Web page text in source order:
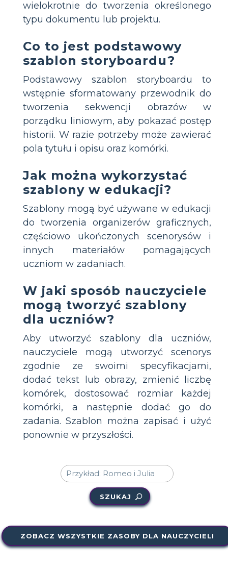
wielokrotnie do tworzenia określonego
typu dokumentu lub projektu.
Co to jest podstawowy
szablon storyboardu?
Podstawowy szablon storyboardu to
wstępnie sformatowany przewodnik do
tworzenia sekwencji obrazów w
porządku liniowym, aby pokazać postęp
historii. W razie potrzeby może zawierać
pola tytułu i opisu oraz komórki.
Jak można wykorzystać
szablony w edukacji?
Szablony mogą być używane w edukacji
do tworzenia organizerów graficznych,
częściowo ukończonych scenorysów i
innych materiałów pomagających
uczniom w zadaniach.
W jaki sposób nauczyciele
mogą tworzyć szablony
dla uczniów?
Aby utworzyć szablony dla uczniów,
nauczyciele mogą utworzyć scenorys
zgodnie ze swoimi specyfikacjami,
dodać tekst lub obrazy, zmienić liczbę
komórek, dostosować rozmiar każdej
komórki, a następnie dodać go do
zadania. Szablon można zapisać i użyć
ponownie w przyszłości.
SZUKAJ
ZOBACZ WSZYSTKIE ZASOBY DLA NAUCZYCIELI